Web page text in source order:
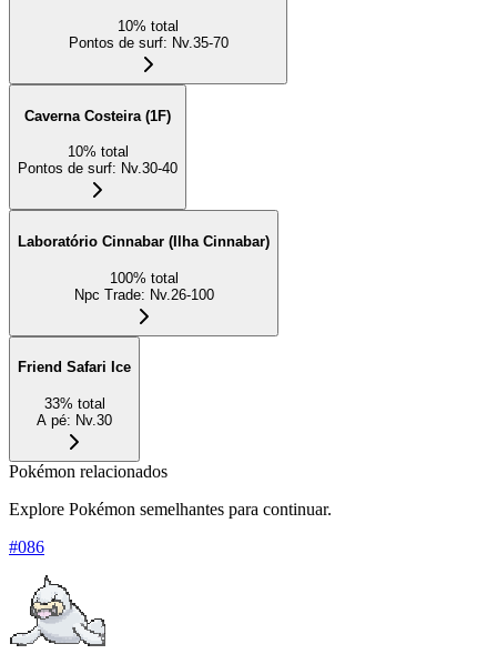
10% total
Pontos de surf: Nv.35-70
Caverna Costeira (1F)
10% total
Pontos de surf: Nv.30-40
Laboratório Cinnabar (Ilha Cinnabar)
100% total
Npc Trade: Nv.26-100
Friend Safari Ice
33% total
A pé: Nv.30
Pokémon relacionados
Explore Pokémon semelhantes para continuar.
#086